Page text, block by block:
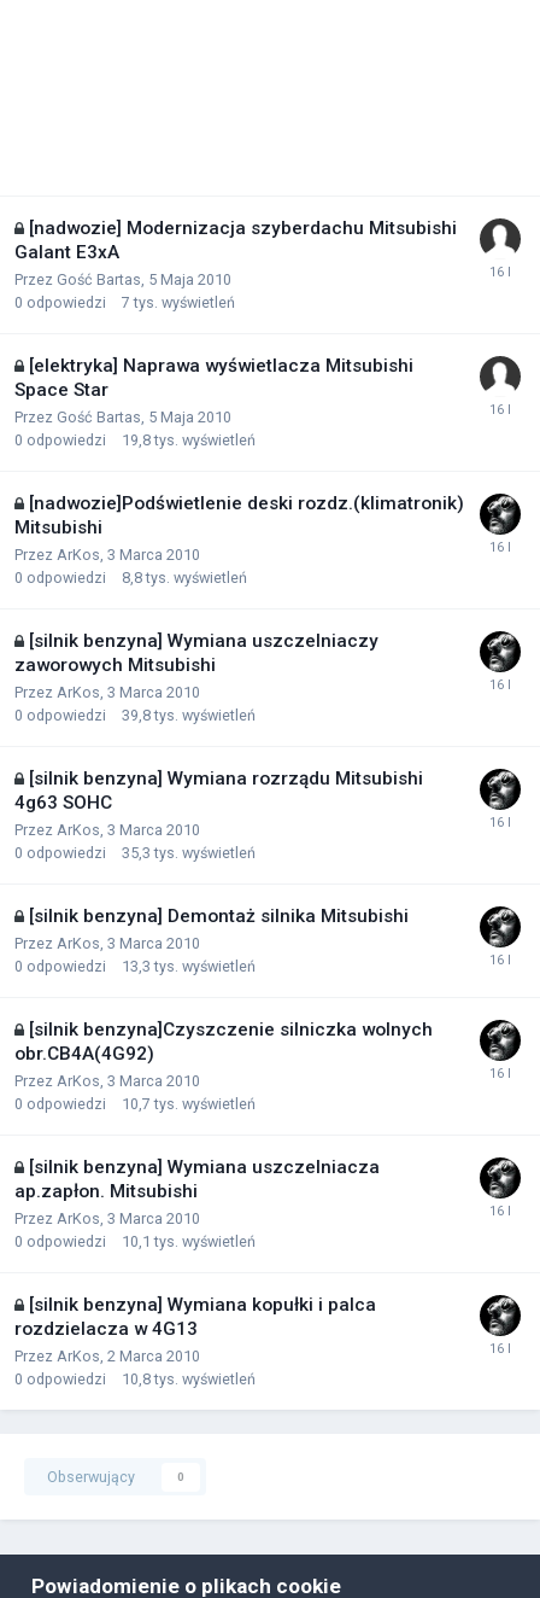
[nadwozie] Modernizacja szyberdachu Mitsubishi
Galant E3xA
Przez Gość Bartas, 5 Maja 2010
0 odpowiedzi 7 tys. wyświetleń
[elektryka] Naprawa wyświetlacza Mitsubishi
Space Star
Przez Gość Bartas, 5 Maja 2010
0 odpowiedzi 19,8 tys. wyświetleń
[nadwozie]Podświetlenie deski rozdz.(klimatronik)
Mitsubishi
Przez ArKos, 3 Marca 2010
0 odpowiedzi 8,8 tys. wyświetleń
[silnik benzyna] Wymiana uszczelniaczy
zaworowych Mitsubishi
Przez ArKos, 3 Marca 2010
0 odpowiedzi 39,8 tys. wyświetleń
[silnik benzyna] Wymiana rozrządu Mitsubishi
4g63 SOHC
Przez ArKos, 3 Marca 2010
0 odpowiedzi 35,3 tys. wyświetleń
[silnik benzyna] Demontaż silnika Mitsubishi
Przez ArKos, 3 Marca 2010
0 odpowiedzi 13,3 tys. wyświetleń
[silnik benzyna]Czyszczenie silniczka wolnych
obr.CB4A(4G92)
Przez ArKos, 3 Marca 2010
0 odpowiedzi 10,7 tys. wyświetleń
[silnik benzyna] Wymiana uszczelniacza
ap.zapłon. Mitsubishi
Przez ArKos, 3 Marca 2010
0 odpowiedzi 10,1 tys. wyświetleń
[silnik benzyna] Wymiana kopułki i palca
rozdzielacza w 4G13
Przez ArKos, 2 Marca 2010
0 odpowiedzi 10,8 tys. wyświetleń
Obserwujący 0
Polityka prywatności Ciasteczka
Powiadomienie o plikach cookie